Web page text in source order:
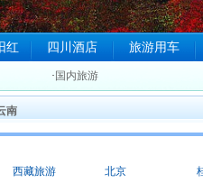
红 四川酒店 旅游用车
· 国内旅游
南
西藏旅游 北京